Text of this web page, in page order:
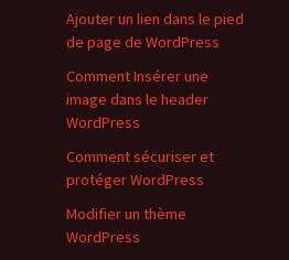
Ajouter un lien dans le pied
de page de WordPress
Comment Insérer une
image dans le header
WordPress
Comment sécuriser et
protéger WordPress
Modifier un thème
WordPress